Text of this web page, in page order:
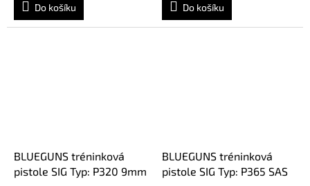
Do košíku Do košíku
BLUEGUNS tréninková
pistole SIG Typ: P320 9mm
BLUEGUNS tréninková
pistole SIG Typ: P365 SAS